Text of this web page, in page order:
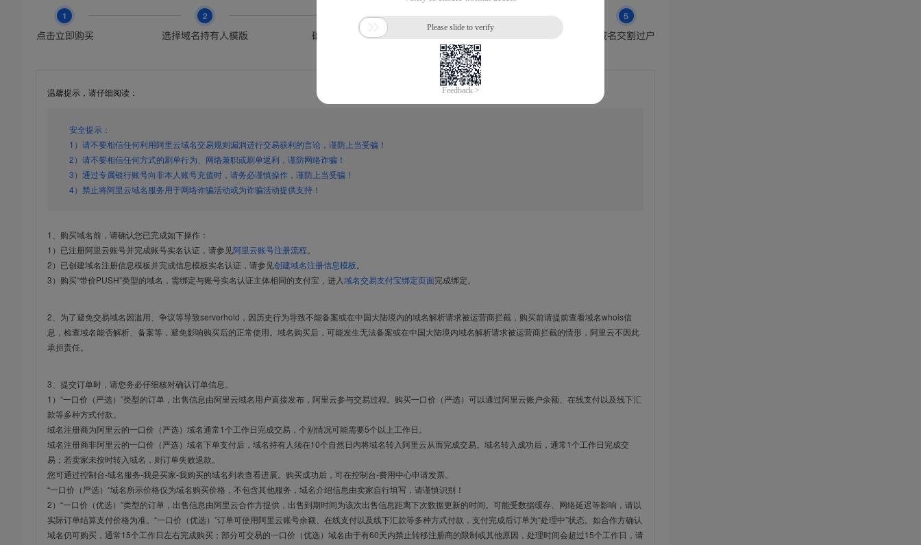
温馨提示，请仔细阅读：
安全提示：
1）请不要相信任何利用阿里云域名交易规则漏洞进行交易获利的言论，谨防上当受骗！
2）请不要相信任何方式的刷单行为、网络兼职或刷单返利，谨防网络诈骗！
3）通过专属银行账号向非本人账号充值时，请务必谨慎操作，谨防上当受骗！
4）禁止将阿里云域名服务用于网络诈骗活动或为诈骗活动提供支持！
1、购买域名前，请确认您已完成如下操作：
1）已注册阿里云账号并完成账号实名认证，请参见阿里云账号注册流程
2）已创建域名注册信息模板并完成信息模板实名认证，请参见创建域名注册信息模板
3）购买“带价PUSH”类型的域名，需绑定与账号实名认证主体相同的支付宝，进入域名交易支付宝绑定页面完成绑定。
2、为了避免交易域名因滥用、争议等导致serverhold，因历史行为导致不能备案或在中国大陆境内的域名解析请求被运营商拦截，购买前请提前查看域名whois信
息，检查域名能否解析、备案等，避免影响购买后的正常使用。域名购买后，可能发生无法备案或在中国大陆境内域名解析请求被运营商拦截的情形，阿里云不因此
承担责任。
3、提交订单时，请您务必仔细核对确认订单信息。
1）“一口价（严选）”类型的订单，出售信息由阿里云域名用户直接发布，阿里云参与交易过程。购买一口价（严选）可以通过阿里云账户余额、在线支付以及线下汇
款等多种方式付款。
域名注册商为阿里云的一口价（严选）域名通常1个工作日完成交易，个别情况可能需要5个以上工作日。
域名注册商非阿里云的一口价（严选）域名下单支付后，域名持有人须在10个自然日内将域名转入阿里云从而完成交易。域名转入成功后，通常1个工作日完成交
易；若卖家未按时转入域名，则订单失败退款。
您可通过控制台-域名服务-我是买家-我购买的域名列表查看进展。购买成功后，可在控制台-费用中心申请发票。
“一口价（严选）”域名所示价格仅为域名购买价格，不包含其他服务，域名介绍信息由卖家自行填写，请谨慎识别！
2）“一口价（优选）”类型的订单，出售信息由阿里云合作方提供，出售到期时间为该次出售信息距离下次数据更新的时间。可能受数据缓存、网络延迟等影响，请以
实际订单结算支付价格为准。“一口价（优选）”订单可使用阿里云账号余额、在线支付以及线下汇款等多种方式付款，支付完成后订单为“处理中”状态。如合作方确认
域名仍可购买，通常15个工作日左右完成购买；部分可交易的一口价（优选）域名由于有60天内禁止转移注册商的限制或其他原因，处理时间会超过15个工作日，请